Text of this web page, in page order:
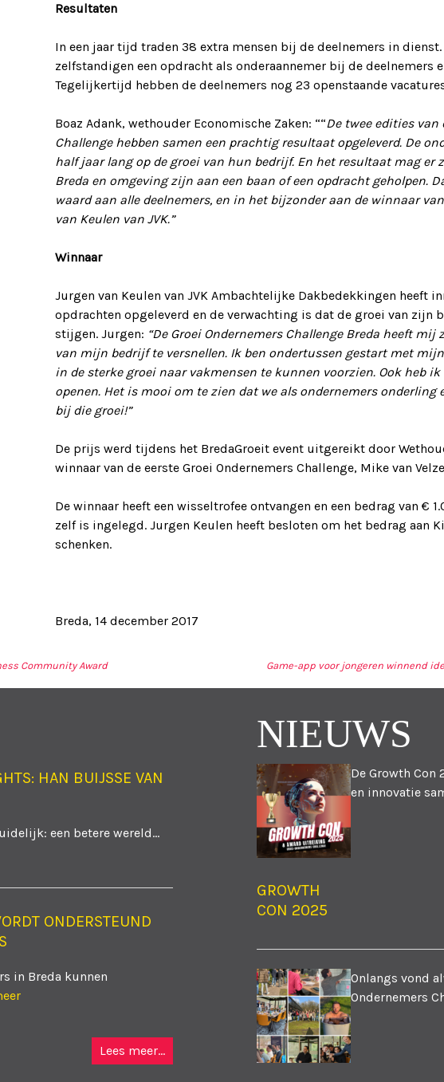
Resultaten
In een jaar tijd traden 38 extra mensen bij de deelnemers in dienst.
zelfstandigen een opdracht als onderaannemer bij de deelnemers
Tegelijkertijd hebben de deelnemers nog 23 openstaande
Boaz Adank, wethouder Economische Zaken: ““De twee edities van
Challenge hebben samen een prachtig resultaat opgeleverd. De
half jaar lang op de groei van hun bedrijf. En het resultaat mag er
Breda en omgeving zijn aan een baan of een opdracht geholpen.
waard aan alle deelnemers, en in het bijzonder aan de winnaar
van Keulen van JVK.”
Winnaar
Jurgen van Keulen van JVK Ambachtelijke Dakbedekkingen heeft
opdrachten opgeleverd en de verwachting is dat de groei van zijn
stijgen. Jurgen: “De Groei Ondernemers Challenge Breda heeft mij
van mijn bedrijf te versnellen. Ik ben ondertussen gestart met
in de sterke groei naar vakmensen te kunnen voorzien. Ook heb
openen. Het is mooi om te zien dat we als ondernemers onderling
bij die groei!”
De prijs werd tijdens het BredaGroeit event uitgereikt door
winnaar van de eerste Groei Ondernemers Challenge, Mike van
De winnaar heeft een wisseltrofee ontvangen en een bedrag van €
zelf is ingelegd. Jurgen Keulen heeft besloten om het bedrag aan
schenken.
Breda, 14 december 2017
Community Award Game-app voor jongeren winnend
HAN BUIJSSE VAN
een betere wereld...
ONDERSTEUND
in Breda kunnen
Lees meer...
NIEUWS
GROWTH
CON 2025
De Growth Con
en innovatie
Onlangs vond
Ondernemers